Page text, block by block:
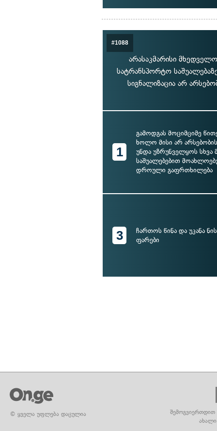
#1088
არასაკმარისი
სატრანსპორტო
სიგნალიზაცია არ
1
გამოდგას მოციმციმე
ხოლო მისი არ არსებობის
უნდა უზრუნველყოს სხვა
საშუალებებით
დროული გაფრთხილება
3
ჩართოს წინა და უკანა
ფარები
© ყველა უფლება დაცულია
შემოგვიერთდით
ახალი